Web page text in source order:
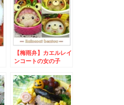
【梅雨弁】カエルレイ
ンコートの女の子